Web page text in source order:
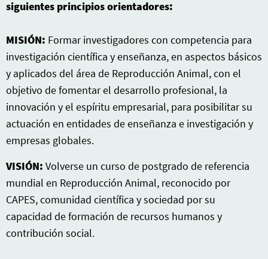
siguientes principios orientadores:
MISIÓN: Formar investigadores con competencia para
investigación científica y enseñanza, en aspectos básicos
y aplicados del área de Reproducción Animal, con el
objetivo de fomentar el desarrollo profesional, la
innovación y el espíritu empresarial, para posibilitar su
actuación en entidades de enseñanza e investigación y
empresas globales.
VISIÓN: Volverse un curso de postgrado de referencia
mundial en Reproducción Animal, reconocido por
CAPES, comunidad científica y sociedad por su
capacidad de formación de recursos humanos y
contribución social.